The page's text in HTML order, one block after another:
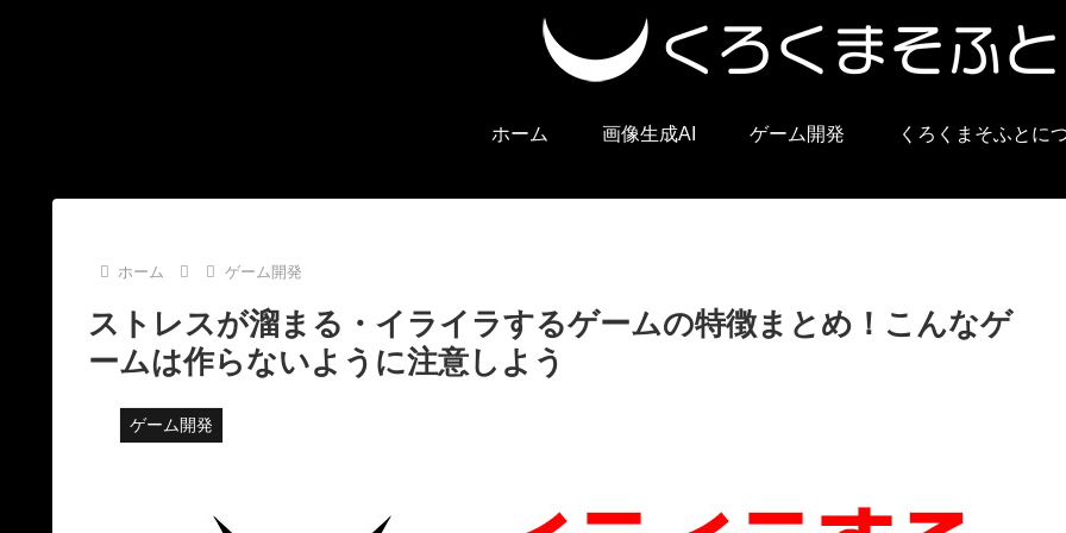
ホーム 画像生成AI ゲーム開発 くろくまそふとに
ホーム ゲーム開発
ストレスが溜まる・イライラするゲームの特徴まとめ！こんなゲ
ームは作らないように注意しよう
ゲーム開発